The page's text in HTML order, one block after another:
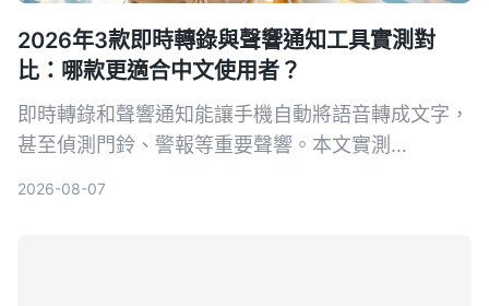
2026年3款即時轉錄與聲響通知工具實測對
比：哪款更適合中文使用者？
即時轉錄和聲響通知能讓手機自動將語音轉成文字，
甚至偵測門鈴、警報等重要聲響。本文實測
2026-08-07